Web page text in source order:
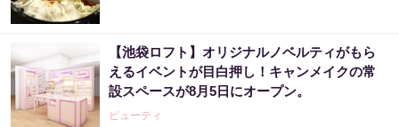
【池袋ロフト】オリジナルノベルティがもら
えるイベントが目白押し！キャンメイクの常
設スペースが8月5日にオープン。
ビューティ